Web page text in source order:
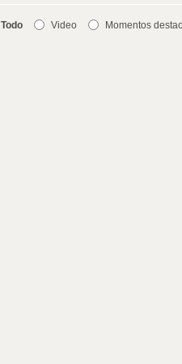
Todo Video Momentos